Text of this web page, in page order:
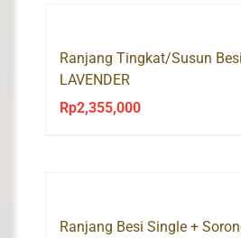
Ranjang Tingkat/Susun
LAVENDER
Rp2,355,000
Ranjang Besi Single +